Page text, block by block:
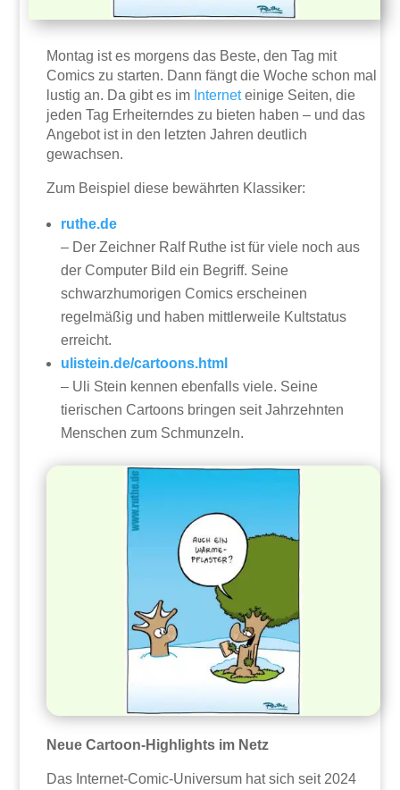
Montag ist es morgens das Beste, den Tag mit
Comics zu starten. Dann fängt die Woche schon mal
lustig an. Da gibt es im Interneteinige Seiten, die
jeden Tag Erheiterndes zu bieten haben – und das
Angebot ist in den letzten Jahren deutlich
gewachsen.
Zum Beispiel diese bewährten Klassiker:
ruthe.de
– Der Zeichner Ralf Ruthe ist für viele noch aus
der Computer Bild ein Begriff. Seine
schwarzhumorigen Comics erscheinen
regelmäßig und haben mittlerweile Kultstatus
erreicht.
ulistein.de/cartoons.html
– Uli Stein kennen ebenfalls viele. Seine
tierischen Cartoons bringen seit Jahrzehnten
Menschen zum Schmunzeln.
Neue Cartoon-Highlights im Netz
Das Internet-Comic-Universum hat sich seit 2024